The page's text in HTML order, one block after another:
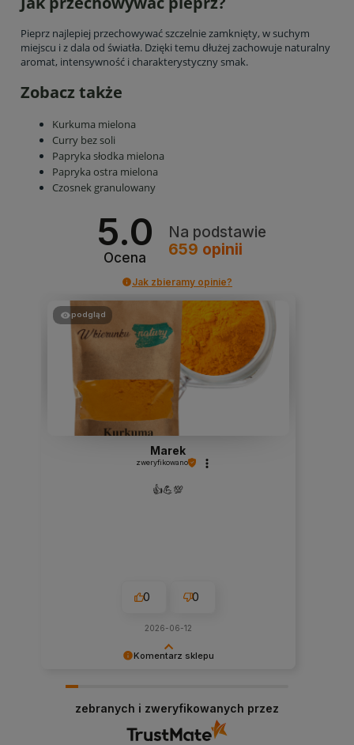
Pieprz najlepiej przechowywać szczelnie zamknięty, w suchym
miejscu i z dala od światła. Dzięki temu dłużej zachowuje naturalny
aromat, intensywność i charakterystyczny smak.
Zobacz także
Kurkuma mielona
Curry bez soli
Papryka słodka mielona
Papryka ostra mielona
Czosnek granulowany
5.0
Ocena
Na podstawie
659 opinii
Jak zbieramy opinie?
Komentarz sklepu
Cieszymy się, że jesteś zadowolony, Zapraszamy
podgląd
Marek
zweryfikowano
👍️💪💯
0 0
2026-06-12
zebranych i zweryfikowanych przez